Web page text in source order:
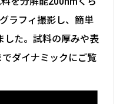
ラフィ撮影し、簡単
した。試料の厚みや表
ダイナミックにご覧